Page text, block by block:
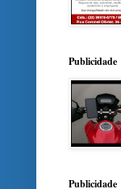
Publicidade
Publicidade